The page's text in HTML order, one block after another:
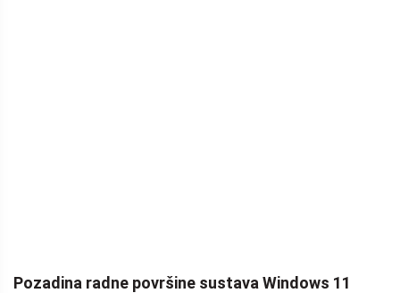
Pozadina radne površine sustava Windows 11